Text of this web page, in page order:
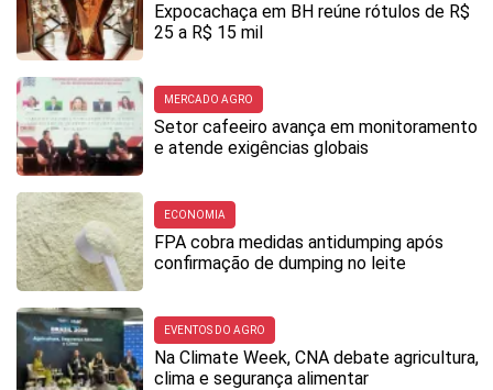
Expocachaça em BH reúne rótulos de R$
25 a R$ 15 mil
MERCADO AGRO
Setor cafeeiro avança em monitoramento
e atende exigências globais
ECONOMIA
FPA cobra medidas antidumping após
confirmação de dumping no leite
EVENTOS DO AGRO
Na Climate Week, CNA debate agricultura,
clima e segurança alimentar